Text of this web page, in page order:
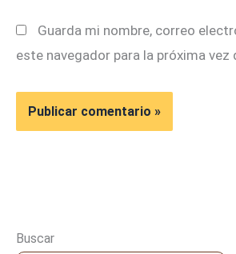
Guarda mi nombre, correo
este navegador para la próxima vez
Buscar